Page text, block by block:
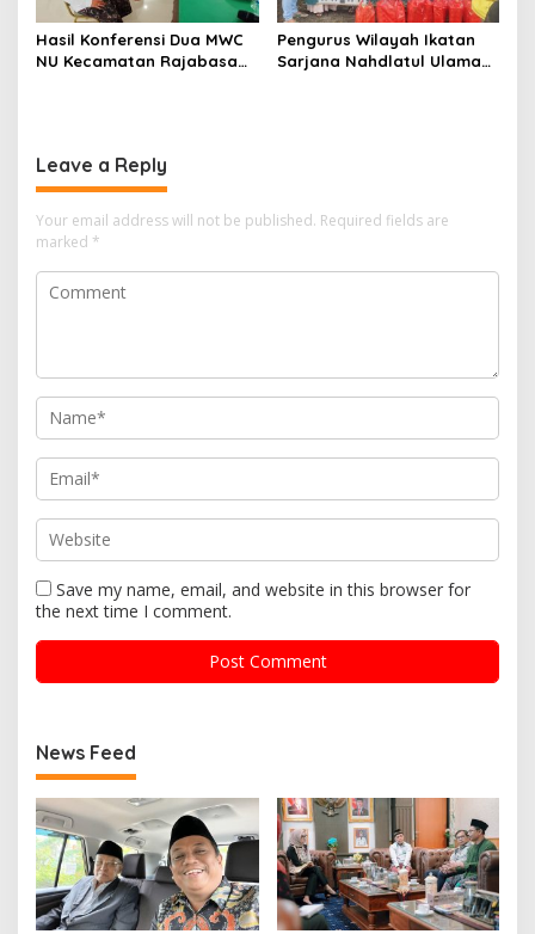
Hasil Konferensi Dua MWC
NU Kecamatan Rajabasa
Pengurus Wilayah Ikatan
Sarjana Nahdlatul Ulama
Leave a Reply
Your email address will not be published. Required fields are
marked *
Save my name, email, and website in this browser for
the next time I comment.
News Feed